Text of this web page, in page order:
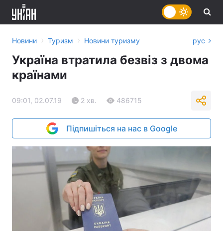
Новини › Туризм › Новини туризму рус
Україна втратила безвіз з двома
країнами
09:01, 02.07.19 2 хв. 486715
Підпишіться на нас в Google